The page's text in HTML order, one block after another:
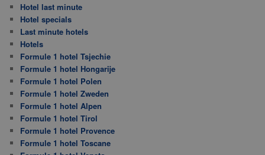
Hotel last minute
Hotel specials
Last minute hotels
Hotels
Formule 1 hotel Tsjechie
Formule 1 hotel Hongarije
Formule 1 hotel Polen
Formule 1 hotel Zweden
Formule 1 hotel Alpen
Formule 1 hotel Tirol
Formule 1 hotel Provence
Formule 1 hotel Toscane